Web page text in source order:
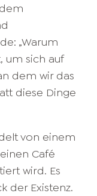
„Warum
um sich auf
dem wir das
diese Dinge
von einem
Café
wird. Es
der Existenz.